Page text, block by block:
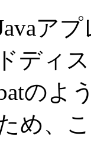
ア
ディ
の
め、